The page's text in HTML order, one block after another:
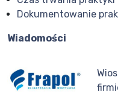
Dokumentowanie
Wiadomości